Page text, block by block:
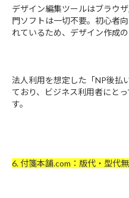
デザイン編集ツールはブラウ
門ソフトは一切不要。初心者
れているため、デザイン作成
法人利用を想定した「NP後払
ており、ビジネス利用者にと
す。
6. 付箋本舗.com：版代・型代